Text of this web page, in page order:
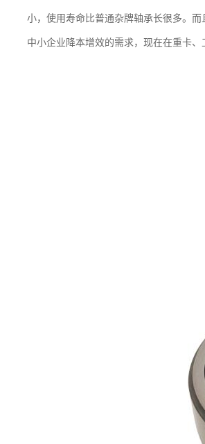
小，使用寿命比普通杂牌轴承长很多。
中小企业降本增效的需求，现在在重卡